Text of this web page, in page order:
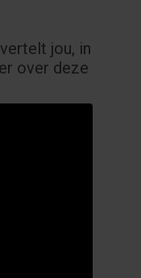
jou, in
over deze